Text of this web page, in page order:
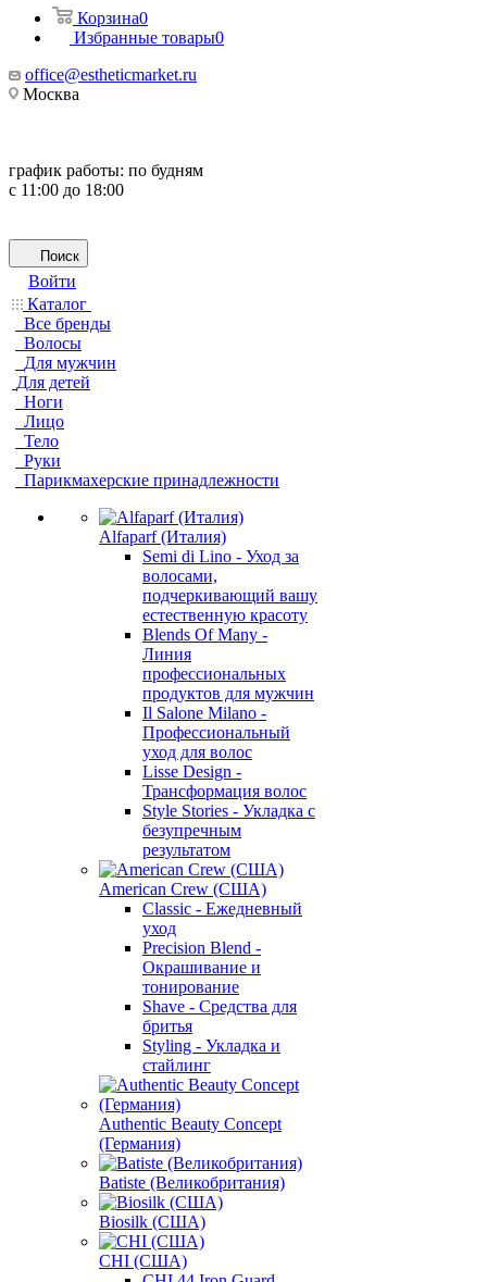
Корзина0
Избранные товары0
office@estheticmarket.ru
Москва
график работы: по будням
с 11:00 до 18:00
Поиск
Войти
Каталог
Все бренды
Волосы
Для мужчин
Для детей
Ноги
Лицо
Тело
Руки
Парикмахерские принадлежности
Alfaparf (Италия)
Semi di Lino - Уход за
волосами,
подчеркивающий вашу
естественную красоту
Blends Of Many -
Линия
профессиональных
продуктов для мужчин
Il Salone Milano -
Профессиональный
уход для волос
Lisse Design -
Трансформация волос
Style Stories - Укладка с
безупречным
результатом
American Crew (США)
Classic - Ежедневный
уход
Precision Blend -
Окрашивание и
тонирование
Shave - Средства для
бритья
Styling - Укладка и
стайлинг
Authentic Beauty Concept
(Германия)
Batiste (Великобритания)
Biosilk (США)
CHI (США)